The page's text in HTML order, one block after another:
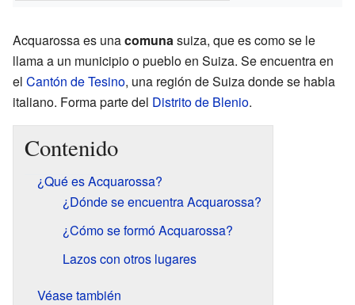
Acquarossa es unacomunasuiza, que es como se le
llama a un municipio o pueblo en Suiza. Se encuentra en
el Cantón de Tesino, una región de Suiza donde se habla
italiano. Forma parte del Distrito de Blenio.
Contenido
¿Qué es Acquarossa?
¿Dónde se encuentra Acquarossa?
¿Cómo se formó Acquarossa?
Lazos con otros lugares
Véase también